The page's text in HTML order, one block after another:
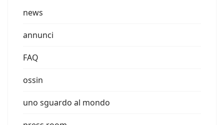
news
annunci
FAQ
ossin
uno sguardo al mondo